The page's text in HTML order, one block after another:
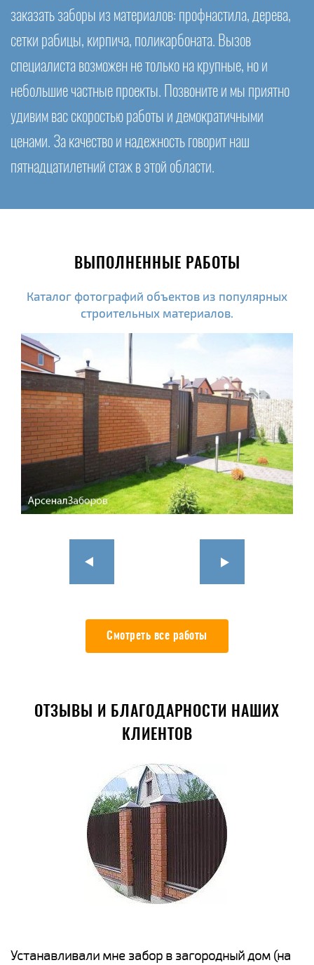
заказать заборы из материалов: профнастила, дерева,
сетки рабицы, кирпича, поликарбоната. Вызов
специалиста возможен не только на крупные, но и
небольшие частные проекты. Позвоните и мы приятно
удивим вас скоростью работы и демократичными
ценами. За качество и надежность говорит наш
пятнадцатилетний стаж в этой области.
ВЫПОЛНЕННЫЕ РАБОТЫ
Каталог фотографий объектов из популярных
строительных материалов.
Смотреть все работы
ОТЗЫВЫ И БЛАГОДАРНОСТИ НАШИХ
КЛИЕНТОВ
Устанавливали мне забор в загородный дом (на